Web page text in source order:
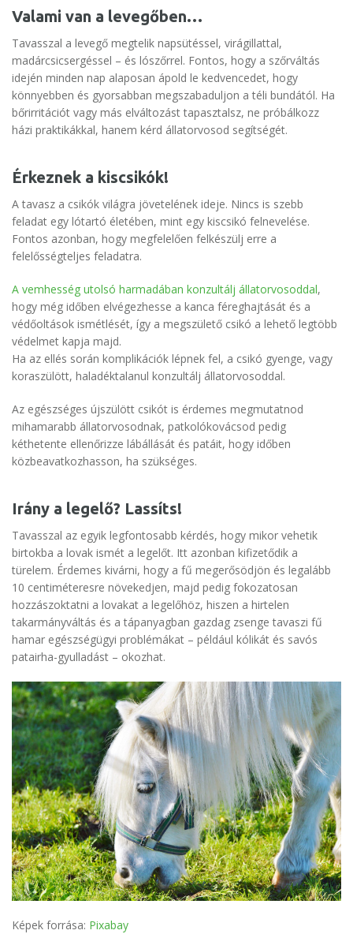
Valami van a levegőben…
Tavasszal a levegő megtelik napsütéssel, virágillattal,
madárcsicsergéssel – és lószőrrel. Fontos, hogy a szőrváltás
idején minden nap alaposan ápold le kedvencedet, hogy
könnyebben és gyorsabban megszabaduljon a téli bundától. Ha
bőrirritációt vagy más elváltozást tapasztalsz, ne próbálkozz
házi praktikákkal, hanem kérd állatorvosod segítségét.
Érkeznek a kiscsikók!
A tavasz a csikók világra jövetelének ideje. Nincs is szebb
feladat egy lótartó életében, mint egy kiscsikó felnevelése.
Fontos azonban, hogy megfelelően felkészülj erre a
felelősségteljes feladatra.
A vemhesség utolsó harmadában konzultálj állatorvosoddal,
hogy még időben elvégezhesse a kanca féreghajtását és a
védőoltások ismétlését, így a megszülető csikó a lehető legtöbb
védelmet kapja majd.
Ha az ellés során komplikációk lépnek fel, a csikó gyenge, vagy
koraszülött, haladéktalanul konzultálj állatorvosoddal.
Az egészséges újszülött csikót is érdemes megmutatnod
mihamarabb állatorvosodnak, patkolókovácsod pedig
kéthetente ellenőrizze lábállását és patáit, hogy időben
közbeavatkozhasson, ha szükséges.
Irány a legelő? Lassíts!
Tavasszal az egyik legfontosabb kérdés, hogy mikor vehetik
birtokba a lovak ismét a legelőt. Itt azonban kifizetődik a
türelem. Érdemes kivárni, hogy a fű megerősödjön és legalább
10 centiméteresre növekedjen, majd pedig fokozatosan
hozzászoktatni a lovakat a legelőhöz, hiszen a hirtelen
takarmányváltás és a tápanyagban gazdag zsenge tavaszi fű
hamar egészségügyi problémákat – például kólikát és savós
patairha-gyulladást – okozhat.
Képek forrása: Pixabay